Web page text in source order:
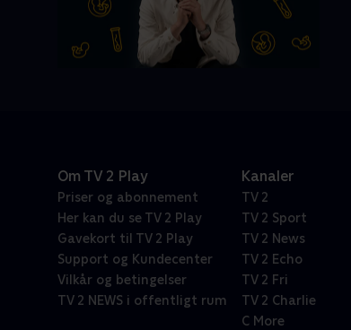
Om TV 2 Play
Priser og abonnement
Her kan du se TV 2 Play
Gavekort til TV 2 Play
Support og Kundecenter
Vilkår og betingelser
TV 2 NEWS i offentligt rum
Kanaler
TV 2
TV 2 Sport
TV 2 News
TV 2 Echo
TV 2 Fri
TV 2 Charlie
C More